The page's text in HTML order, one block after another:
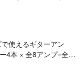
使えるギターアン
4本 × 全8アンプ=全32